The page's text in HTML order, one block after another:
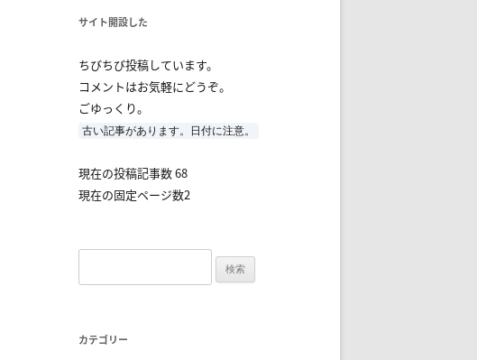
サイト開設した
ちびちび投稿しています。
コメントはお気軽にどうぞ。
ごゆっくり。
古い記事があります。日付に注意。
現在の投稿記事数 68
現在の固定ページ数2
索:
カテゴリー